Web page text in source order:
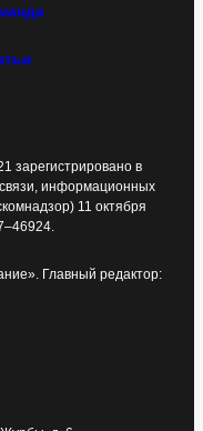
зарегистрировано в
информационных
11 октября
Главный редактор: